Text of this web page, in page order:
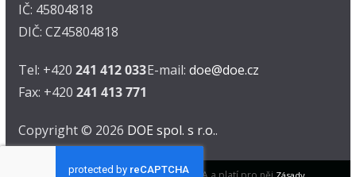
IČ: 45804818
DIČ: CZ45804818
Tel: +420 241 412 033
Fax: +420 241 413 771
E-mail: doe@doe.cz
Copyright © 2026 DOE spol. s r.o..